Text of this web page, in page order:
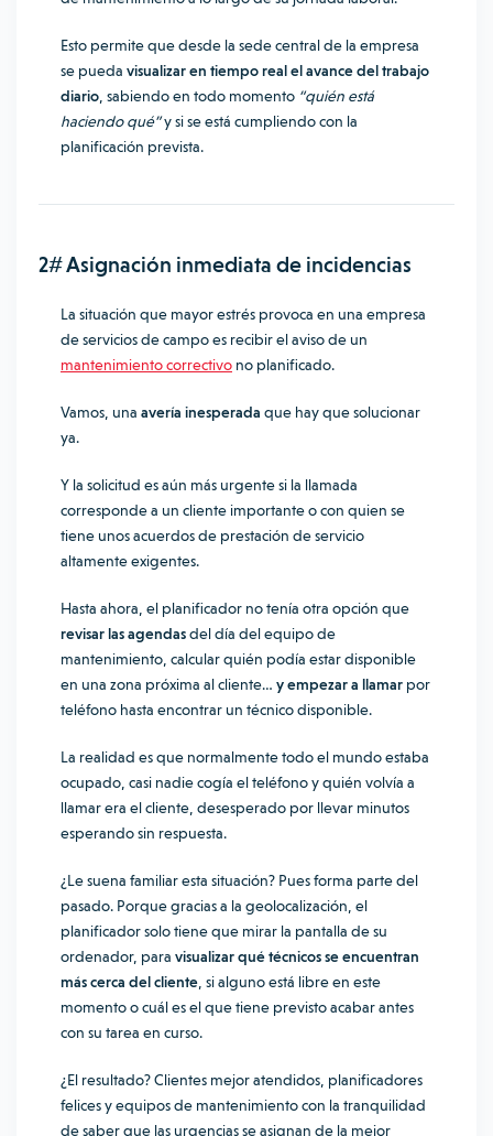
Esto permite que desde la sede central de la empresa
se pueda visualizar en tiempo real el avance del trabajo
diario , sabiendo en todo momento “quién está
haciendo qué”y si se está cumpliendo con la
planificación prevista.
2# Asignación inmediata de incidencias
La situación que mayor estrés provoca en una empresa
de servicios de campo es recibir el aviso de un
mantenimiento correctivo no planificado.
Vamos, una avería inesperada que hay que solucionar
ya.
Y la solicitud es aún más urgente si la llamada
corresponde a un cliente importante o con quien se
tiene unos acuerdos de prestación de servicio
altamente exigentes.
Hasta ahora, el planificador no tenía otra opción que
revisar las agendasdel día del equipo de
mantenimiento, calcular quién podía estar disponible
en una zona próxima al cliente… y empezar a llamar por
teléfono hasta encontrar un técnico disponible.
La realidad es que normalmente todo el mundo estaba
ocupado, casi nadie cogía el teléfono y quién volvía a
llamar era el cliente, desesperado por llevar minutos
esperando sin respuesta.
¿Le suena familiar esta situación? Pues forma parte del
pasado. Porque gracias a la geolocalización, el
planificador solo tiene que mirar la pantalla de su
ordenador, para visualizar qué técnicos se encuentran
más cerca del cliente , si alguno está libre en este
momento o cuál es el que tiene previsto acabar antes
con su tarea en curso.
¿El resultado? Clientes mejor atendidos, planificadores
felices y equipos de mantenimiento con la tranquilidad
de saber que las urgencias se asignan de la mejor